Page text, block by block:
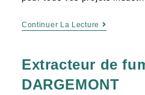
Continuer La Lecture
Extracteur de
DARGEMONT